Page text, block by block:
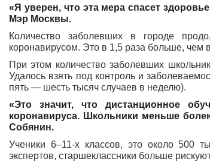
«Я уверен, что эта мера спасет
Мэр Москвы.
Количество заболевших в городе
коронавирусом. Это в 1,5 раза больше, чем
При этом количество заболевших
Удалось взять под контроль и
пять — шесть тысяч случаев в неделю).
«Это значит, что дистанционное
коронавируса. Школьники меньше
Собянин.
Ученики 6–11-х классов, это около 500
экспертов, старшеклассники больше